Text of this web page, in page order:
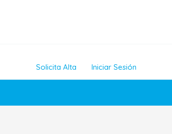
Solicita Alta
Iniciar Sesión